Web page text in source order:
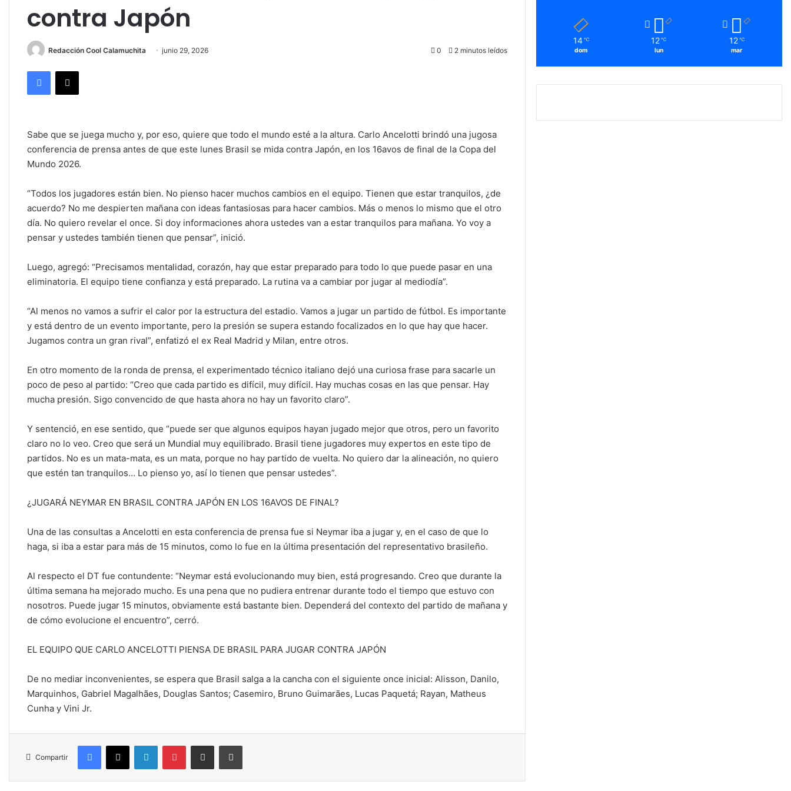
contra Japón
Redacción Cool Calamuchita junio 29, 2026 0 2 minutos leídos
Facebook
X
Sabe que se juega mucho y, por eso, quiere que todo el mundo esté a la altura. Carlo Ancelotti brindó una jugosa
conferencia de prensa antes de que este lunes Brasil se mida contra Japón, en los 16avos de final de la Copa del
Mundo 2026.
“Todos los jugadores están bien. No pienso hacer muchos cambios en el equipo. Tienen que estar tranquilos, ¿de
acuerdo? No me despierten mañana con ideas fantasiosas para hacer cambios. Más o menos lo mismo que el otro
día. No quiero revelar el once. Si doy informaciones ahora ustedes van a estar tranquilos para mañana. Yo voy a
pensar y ustedes también tienen que pensar”, inició.
Luego, agregó: “Precisamos mentalidad, corazón, hay que estar preparado para todo lo que puede pasar en una
eliminatoria. El equipo tiene confianza y está preparado. La rutina va a cambiar por jugar al mediodía”.
“Al menos no vamos a sufrir el calor por la estructura del estadio. Vamos a jugar un partido de fútbol. Es importante
y está dentro de un evento importante, pero la presión se supera estando focalizados en lo que hay que hacer.
Jugamos contra un gran rival”, enfatizó el ex Real Madrid y Milan, entre otros.
En otro momento de la ronda de prensa, el experimentado técnico italiano dejó una curiosa frase para sacarle un
poco de peso al partido: “Creo que cada partido es difícil, muy difícil. Hay muchas cosas en las que pensar. Hay
mucha presión. Sigo convencido de que hasta ahora no hay un favorito claro”.
Y sentenció, en ese sentido, que “puede ser que algunos equipos hayan jugado mejor que otros, pero un favorito
claro no lo veo. Creo que será un Mundial muy equilibrado. Brasil tiene jugadores muy expertos en este tipo de
partidos. No es un mata-mata, es un mata, porque no hay partido de vuelta. No quiero dar la alineación, no quiero
que estén tan tranquilos… Lo pienso yo, así lo tienen que pensar ustedes”.
¿JUGARÁ NEYMAR EN BRASIL CONTRA JAPÓN EN LOS 16AVOS DE FINAL?
Una de las consultas a Ancelotti en esta conferencia de prensa fue si Neymar iba a jugar y, en el caso de que lo
haga, si iba a estar para más de 15 minutos, como lo fue en la última presentación del representativo brasileño.
Al respecto el DT fue contundente: “Neymar está evolucionando muy bien, está progresando. Creo que durante la
última semana ha mejorado mucho. Es una pena que no pudiera entrenar durante todo el tiempo que estuvo con
nosotros. Puede jugar 15 minutos, obviamente está bastante bien. Dependerá del contexto del partido de mañana y
de cómo evolucione el encuentro”, cerró.
EL EQUIPO QUE CARLO ANCELOTTI PIENSA DE BRASIL PARA JUGAR CONTRA JAPÓN
De no mediar inconvenientes, se espera que Brasil salga a la cancha con el siguiente once inicial: Alisson, Danilo,
Marquinhos, Gabriel Magalhães, Douglas Santos; Casemiro, Bruno Guimarães, Lucas Paquetá; Rayan, Matheus
Cunha y Vini Jr.
Compartir
Facebook
X LinkedInPinterestCompartir por correo electrónicoImprimir
14 ℃
dom
12 ℃
lun
12 ℃
mar